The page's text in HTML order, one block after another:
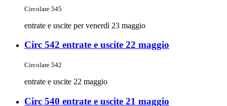
Circolare 545
entrate e uscite per venerdì 23 maggio
Circ 542 entrate e uscite 22 maggio
Circolare 542
entrate e uscite 22 maggio
Circ 540 entrate e uscite 21 maggio